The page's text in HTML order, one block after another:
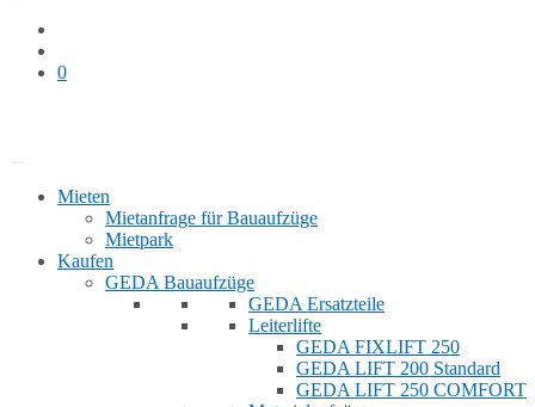
0
Mieten
Mietanfrage für Bauaufzüge
Mietpark
Kaufen
GEDA Bauaufzüge
GEDA Ersatzteile
Leiterlifte
GEDA FIXLIFT 250
GEDA LIFT 200 Standard
GEDA LIFT 250 COMFORT